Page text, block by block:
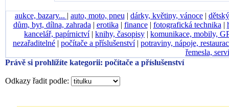
aukce, bazary... | auto, moto, pneu | dárky, květiny, vánoce|
dům, byt, dílna, zahrada | erotika | finance| fotografická technika |
kancelář, papírnictví| knihy, časopisy | komunikace, mobily,
nezařaditelné | počítače a příslušenství| potraviny, nápoje,
řemesla,
Právě si prohlížíte kategorii: počítače a příslušenství
Odkazy řadit podle: